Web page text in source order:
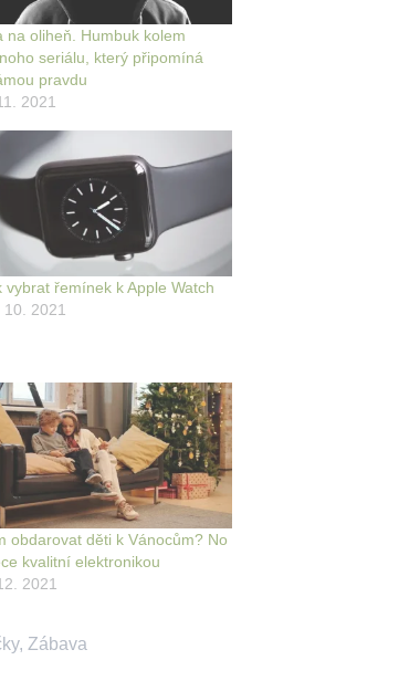
na oliheň. Humbuk kolem
seriálu, který připomíná
pravdu
2021
vybrat řemínek k Apple Watch
10. 2021
obdarovat děti k Vánocům? No
kvalitní elektronikou
2021
, Zábava